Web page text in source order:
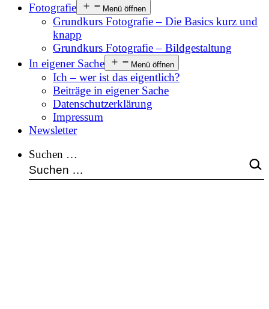
Fotografie
Menü öffnen
Grundkurs Fotografie – Die Basics kurz und
knapp
Grundkurs Fotografie – Bildgestaltung
In eigener Sache
Menü öffnen
Ich – wer ist das eigentlich?
Beiträge in eigener Sache
Datenschutzerklärung
Impressum
Newsletter
Suchen …